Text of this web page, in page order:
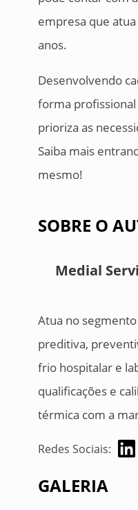
empresa que
anos.
Desenvolvendo
forma profissional
prioriza as
Saiba mais
mesmo!
SOBRE O
Medial
Atua no
preditiva,
frio hospitalar e
qualificações e
térmica com a
Redes Sociais:
GALERIA